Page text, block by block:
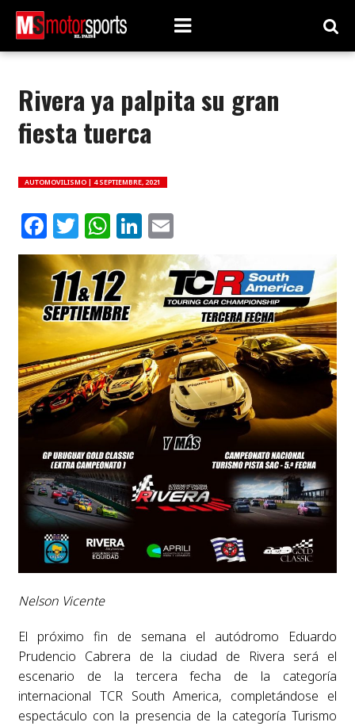
Rivera ya palpita su gran
fiesta tuerca
AUTOMOVILISMO | 4 SEPTIEMBRE, 2021
Facebook
Twitter
WhatsApp
LinkedIn
Email
Nelson Vicente
El próximo fin de semana el autódromo Eduardo
Prudencio Cabrera de la ciudad de Rivera será el
escenario de la tercera fecha de la categoría
internacional TCR South America, completándose el
espectáculo con la presencia de la categoría Turismo